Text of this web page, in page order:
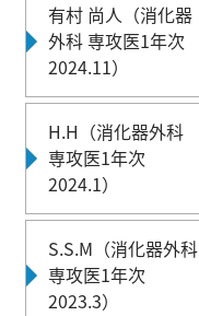
有村 尚人（消化器
外科 専攻医1年次
2024.11）
H.H（消化器外科
専攻医1年次
2024.1）
S.S.M（消化器外科
専攻医1年次
2023.3）